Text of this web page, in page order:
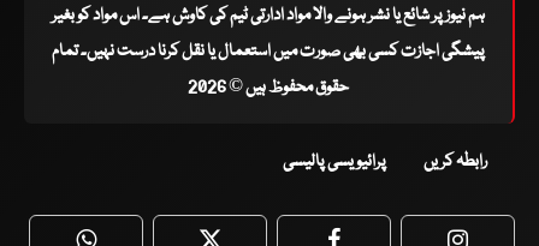
ہم نیوز پر شائع یا نشر ہونے والا مواد ادارتی ٹیم کی کاوش ہے۔ اس مواد کو بغیر
پیشگی اجازت کسی بھی صورت میں استعمال یا نقل کرنا درست نہیں۔ تمام
حقوق محفوظ ہیں © 2026
رابطہ کریں پرائیویسی پالیسی